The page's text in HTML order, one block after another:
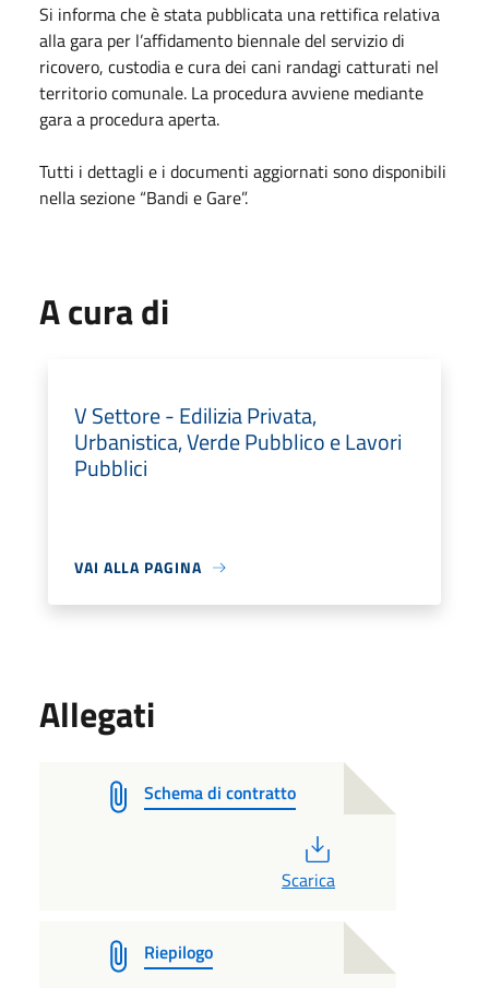
Si informa che è stata pubblicata una rettifica relativa
alla gara per l’affidamento biennale del servizio di
ricovero, custodia e cura dei cani randagi catturati nel
territorio comunale. La procedura avviene mediante
gara a procedura aperta.
Tutti i dettagli e i documenti aggiornati sono disponibili
nella sezione “Bandi e Gare”.
A cura di
V Settore - Edilizia Privata,
Urbanistica, Verde Pubblico e Lavori
Pubblici
VAI ALLA PAGINA
Allegati
Schema di contratto
Scarica
Riepilogo